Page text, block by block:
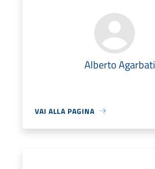
Alberto Agarbati
VAI ALLA PAGINA